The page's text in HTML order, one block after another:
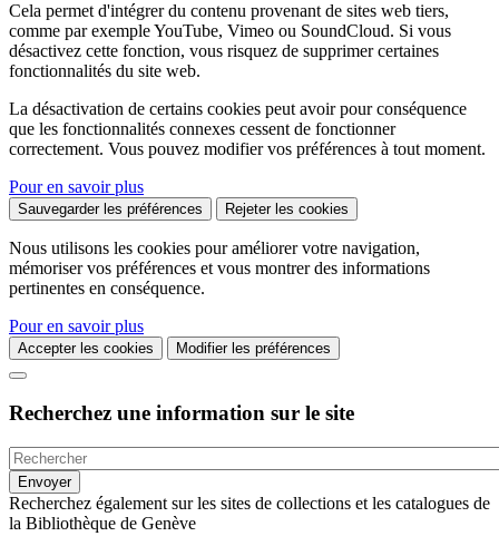
Cela permet d'intégrer du contenu provenant de sites web tiers,
comme par exemple YouTube, Vimeo ou SoundCloud. Si vous
désactivez cette fonction, vous risquez de supprimer certaines
fonctionnalités du site web.
La désactivation de certains cookies peut avoir pour conséquence
que les fonctionnalités connexes cessent de fonctionner
correctement. Vous pouvez modifier vos préférences à tout moment.
Pour en savoir plus
Sauvegarder les préférences Rejeter les cookies
Nous utilisons les cookies pour améliorer votre navigation,
mémoriser vos préférences et vous montrer des informations
pertinentes en conséquence.
Pour en savoir plus
Accepter les cookies Modifier les préférences
Recherchez une information sur le site
Recherchez également sur les sites de collections et les catalogues de
la Bibliothèque de Genève